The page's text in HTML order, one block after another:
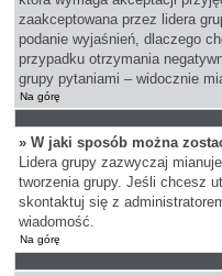
zaakceptowana przez lidera
podanie wyjaśnień, dlaczego
przypadku otrzymania
grupy pytaniami – widocznie
Na górę
» W jaki sposób można
Lidera grupy zazwyczaj
tworzenia grupy. Jeśli chcesz
skontaktuj się z
wiadomość.
Na górę